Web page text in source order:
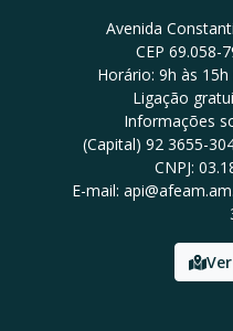
Avenida
CEP 69.058-
Horário: 9h às
Ligação
Informações
(Capital) 92 3655-
CNPJ:
E-mail: